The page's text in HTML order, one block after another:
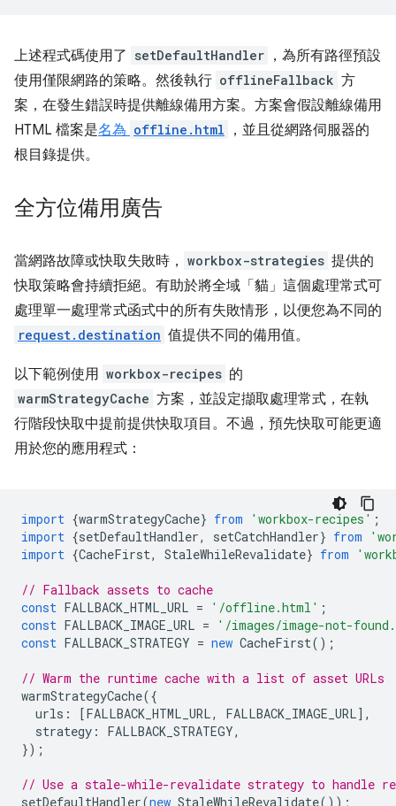
上述程式碼使用了 setDefaultHandler ，為所有路徑預設
使用僅限網路的策略。然後執行 offlineFallback 方
案，在發生錯誤時提供離線備用方案。方案會假設離線備用
HTML 檔案是名為 offline.html
，並且從網路伺服器的
根目錄提供。
全方位備用廣告
當網路故障或快取失敗時， workbox-strategies 提供的
快取策略會持續拒絕。有助於將全域「貓」這個處理常式可
處理單一處理常式函式中的所有失敗情形，以便您為不同的
request.destination 值提供不同的備用值。
以下範例使用 workbox-recipes 的
warmStrategyCache 方案，並設定擷取處理常式，在執
行階段快取中提前提供快取項目。不過，預先快取可能更適
用於您的應用程式：
import {warmStrategyCache} from 'workbox-recipes' ;
import {setDefaultHandler, setCatchHandler} from
import {CacheFirst, StaleWhileRevalidate} from
// Fallback assets to cache
const FALLBACK_HTML_URL = '/offline.html' ;
const FALLBACK_IMAGE_URL =
'/images/image-not-
const FALLBACK_STRATEGY = new CacheFirst();
// Warm the runtime cache with a list of asset URLs
warmStrategyCache({
urls : [FALLBACK_HTML_URL, FALLBACK_IMAGE_URL],
strategy : FALLBACK_STRATEGY,
});
// Use a stale-while-revalidate strategy to handle
setDefaultHandler(new StaleWhileRevalidate());